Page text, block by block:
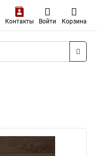
Контакты Войти Корзина